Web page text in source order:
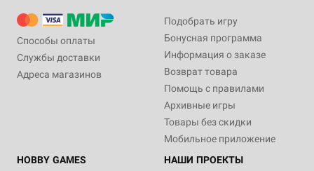
Способы оплаты
Службы доставки
Адреса магазинов
Подобрать игру
Бонусная программа
Информация о заказе
Возврат товара
Помощь с правилами
Архивные игры
Товары без скидки
Мобильное приложение
HOBBY GAMES
НАШИ ПРОЕКТЫ